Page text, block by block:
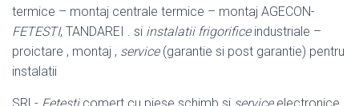
termice – montaj centrale termice – montaj AGECON-
FETESTI, TANDAREI . si instalatii frigorificeindustriale –
proictare , montaj , service(garantie si post garantie) pentru
instalatii